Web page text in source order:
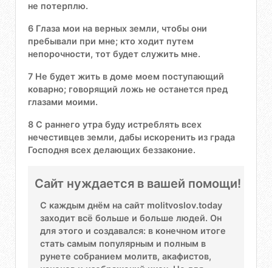
не потерплю.
6 Глаза мои на верных земли, чтобы они
пребывали при мне; кто ходит путем
непорочности, тот будет служить мне.
7 Не будет жить в доме моем поступающий
коварно; говорящий ложь не останется пред
глазами моими.
8 С раннего утра буду истреблять всех
нечестивцев земли, дабы искоренить из града
Господня всех делающих беззаконие.
Сайт нуждается в вашей помощи!
С каждым днём на сайт molitvoslov.today
заходит всё больше и больше людей. Он
для этого и создавался: в конечном итоге
стать самым популярным и полным в
рунете собранием молитв, акафистов,